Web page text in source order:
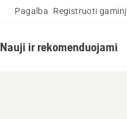
Pagalba Registruoti gaminį
Nauji ir rekomenduojami